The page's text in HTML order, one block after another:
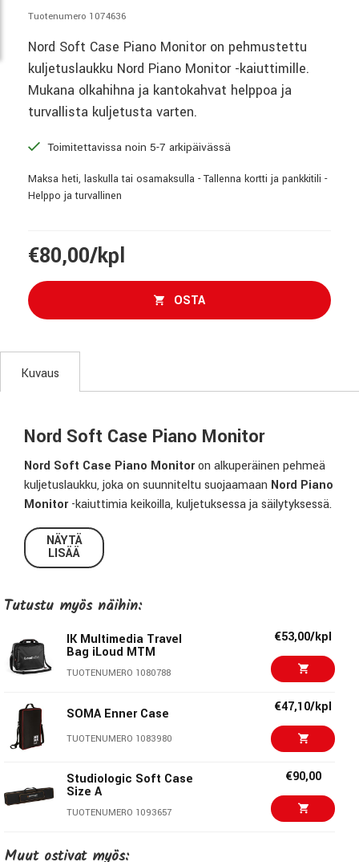
Tuotenumero 1074636
Nord Soft Case Piano Monitor on pehmustettu
kuljetuslaukku Nord Piano Monitor -kaiuttimille.
Mukana olkahihna ja kantokahvat helppoa ja
turvallista kuljetusta varten.
Toimitettavissa noin 5-7 arkipäivässä
Maksa heti, laskulla tai osamaksulla - Tallenna kortti ja pankkitili -
Helppo ja turvallinen
€80,00/kpl
OSTA
Kuvaus
Nord Soft Case Piano Monitor
Nord Soft Case Piano Monitoron alkuperäinen pehmeä
kuljetuslaukku, joka on suunniteltu suojaamaan Nord Piano
Monitor-kaiuttimia keikoilla, kuljetuksessa ja säilytyksessä.
Laukunvahva toppaus
iskuilta, ja mukana tulevat
siirtelystä vaivatonta ja ergonomista.
Ominaisuudet
Olkahihna ja kantokahvat helppoon kuljetukseen
Sopii:
Nord Piano Monitor -kaiuttimille
NÄYTÄ
LISÄÄ
Tutustu myös näihin:
IK Multimedia Travel
Bag iLoud MTM
TUOTENUMERO 1080788
€53,00/kpl
SOMA Enner Case
TUOTENUMERO 1083980
€47,10/kpl
Studiologic Soft Case
Size A
TUOTENUMERO 1093657
€90,00
Studiologic Soft Case
Muut ostivat myös: